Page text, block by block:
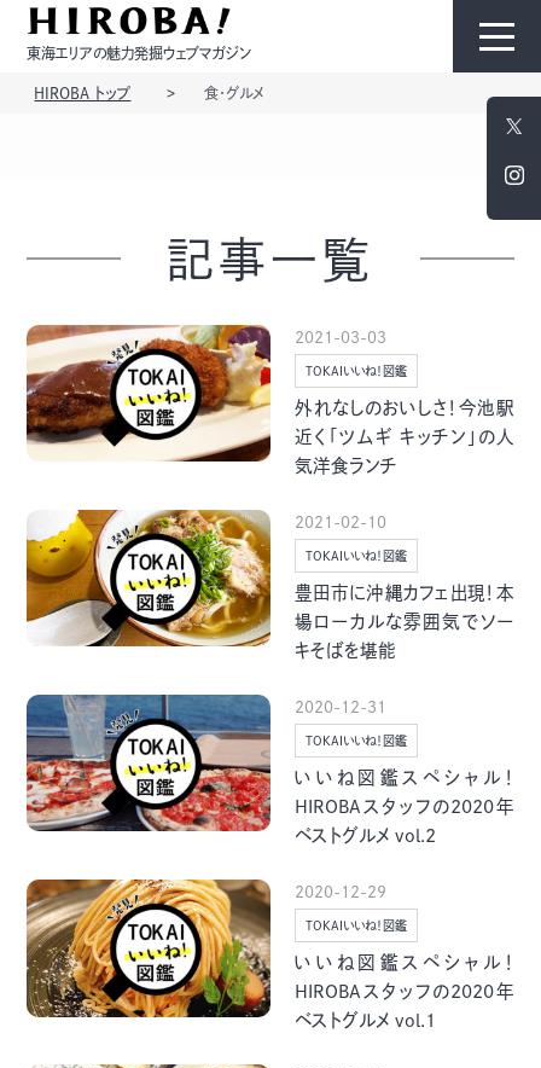
東海エリアの魅力発掘ウェブマガジン
モノ ひと
季節・まち まち・スポット
ノスタルジック
さんぽ
体験
本・まち 自転車・まち
HIROBA トップ 食・グルメ
記事一覧
2021-03-03
TOKAIいいね！図鑑
外れなしのおいしさ！今池駅
近く「ツムギ キッチン」の人
気洋食ランチ
2021-02-10
TOKAIいいね！図鑑
豊田市に沖縄カフェ出現！本
場ローカルな雰囲気でソー
キそばを堪能
2020-12-31
TOKAIいいね！図鑑
いいね図鑑スペシャル！
HIROBAスタッフの2020年
ベストグルメ vol.2
2020-12-29
TOKAIいいね！図鑑
いいね図鑑スペシャル！
HIROBAスタッフの2020年
ベストグルメ vol.1